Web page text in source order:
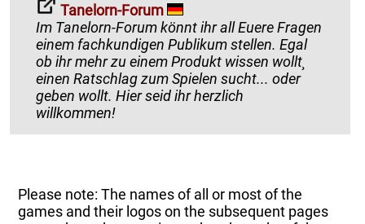
Tanelorn-Forum
Im Tanelorn-Forum könnt ihr all Euere Fragen
einem fachkundigen Publikum stellen. Egal
ob ihr mehr zu einem Produkt wissen wollt¸
einen Ratschlag zum Spielen sucht... oder
geben wollt. Hier seid ihr herzlich
willkommen!
Please note: The names of all or most of the
games and their logos on the subsequent pages